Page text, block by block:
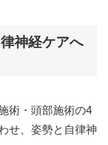
神経ケアへ
術・頭部施術の4
せ、姿勢と自律神